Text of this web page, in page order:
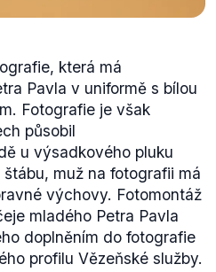
která má
Pavla v uniformě s bílou
Fotografie je však
působil
u výsadkového pluku
muž na fotografii má
výchovy. Fotomontáž
mladého Petra Pavla
doplněním do fotografie
profilu Vězeňské služby.